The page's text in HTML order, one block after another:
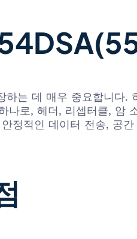
하는 데 매우 중요합니다.
나로, 헤더, 리셉터클, 암
정적인 데이터 전송, 공간